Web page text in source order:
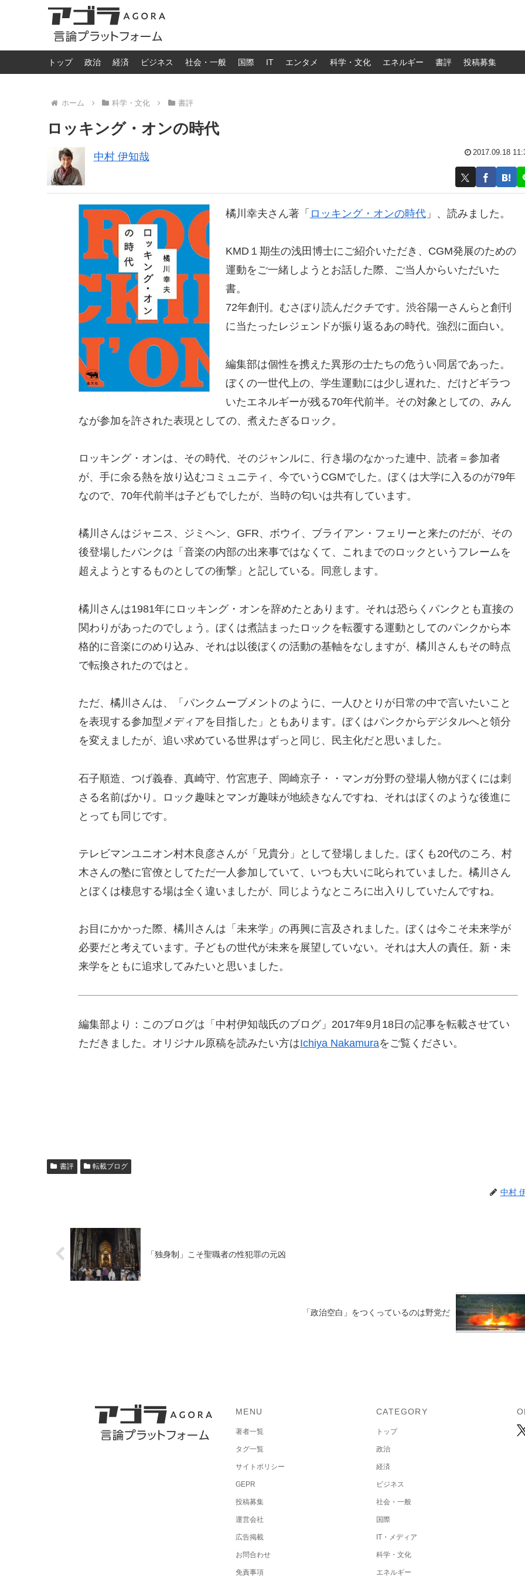
トップ 政治 経済 ビジネス 社会・一般 国際 IT エンタメ 科学・文化 エネルギー 書評 投稿募集
ホーム 科学・文化 書評
ロッキング・オンの時代
中村 伊知哉 2017.09.18
橘川幸夫さん著「 ロッキング・オンの時代」、読みました。
KMD１期生の浅田博士にご紹介いただき、CGM発展のための
運動をご一緒しようとお話した際、ご当人からいただいた
書。
72年創刊。むさぼり読んだクチです。渋谷陽一さんらと創刊
に当たったレジェンドが振り返るあの時代。強烈に面白い。
編集部は個性を携えた異形の士たちの危うい同居であった。
ぼくの一世代上の、学生運動には少し遅れた、だけどギラつ
いたエネルギーが残る70年代前半。その対象としての、みん
なが参加を許された表現としての、煮えたぎるロック。
ロッキング・オンは、その時代、そのジャンルに、行き場のなかった連中、読者＝参加者
が、手に余る熱を放り込むコミュニティ、今でいうCGMでした。ぼくは大学に入るのが79年
なので、70年代前半は子どもでしたが、当時の匂いは共有しています。
橘川さんはジャニス、ジミヘン、GFR、ボウイ、ブライアン・フェリーと来たのだが、その
後登場したパンクは「音楽の内部の出来事ではなくて、これまでのロックというフレームを
超えようとするものとしての衝撃」と記している。同意します。
橘川さんは1981年にロッキング・オンを辞めたとあります。それは恐らくパンクとも直接の
関わりがあったのでしょう。ぼくは煮詰まったロックを転覆する運動としてのパンクから本
格的に音楽にのめり込み、それは以後ぼくの活動の基軸をなしますが、橘川さんもその時点
で転換されたのではと。
ただ、橘川さんは、「パンクムーブメントのように、一人ひとりが日常の中で言いたいこと
を表現する参加型メディアを目指した」ともあります。ぼくはパンクからデジタルへと領分
を変えましたが、追い求めている世界はずっと同じ、民主化だと思いました。
石子順造、つげ義春、真崎守、竹宮恵子、岡崎京子・・マンガ分野の登場人物がぼくには刺
さる名前ばかり。ロック趣味とマンガ趣味が地続きなんですね、それはぼくのような後進に
とっても同じです。
テレビマンユニオン村木良彦さんが「兄貴分」として登場しました。ぼくも20代のころ、村
木さんの塾に官僚としてただ一人参加していて、いつも大いに叱られていました。橘川さん
とぼくは棲息する場は全く違いましたが、同じようなところに出入りしていたんですね。
お目にかかった際、橘川さんは「未来学」の再興に言及されました。ぼくは今こそ未来学が
必要だと考えています。子どもの世代が未来を展望していない。それは大人の責任。新・未
来学をともに追求してみたいと思いました。
編集部より：このブログは「中村伊知哉氏のブログ」2017年9月18日の記事を転載させてい
ただきました。オリジナル原稿を読みたい方はIchiya Nakamuraをご覧ください。
書評 転載ブログ
中村
「独身制」こそ聖職者の性犯罪の元凶
「政治空白」をつくっているのは野党だ
MENU
著者一覧
タグ一覧
サイトポリシー
GEPR
投稿募集
運営会社
広告掲載
お問合わせ
免責事項
CATEGORY
トップ
政治
経済
ビジネス
社会・一般
国際
IT・メディア
科学・文化
エネルギー